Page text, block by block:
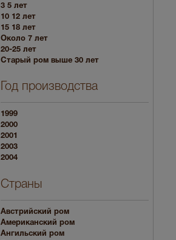
3 5 лет
10 12 лет
15 18 лет
Около 7 лет
20-25 лет
Старый ром выше 30 лет
Год производства
1999
2000
2001
2003
2004
Страны
Австрийский ром
Американский ром
Ангильский ром